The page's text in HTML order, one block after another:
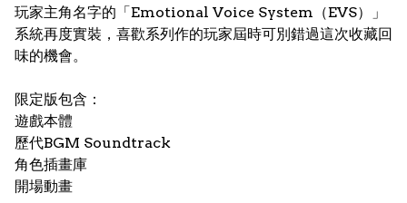
玩家主角名字的「Emotional Voice System（EVS）」
系統再度實裝，喜歡系列作的玩家屆時可別錯過這次收藏回
味的機會。
限定版包含：
遊戲本體
歷代BGM Soundtrack
角色插畫庫
開場動畫